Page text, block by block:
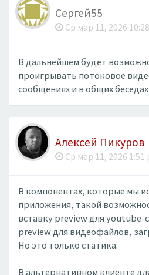
Сергей55
Ср мар 11, 2026
В дальнейшем будет
проигрывать потоковое
сообщениях и в общих
Алексей Пикуров
Ср мар 11, 2026 1:51
В компонентах, которые мы
приложения, такой
вставку preview для
preview для видеофайлов,
Но это только статика.
В альтернативном клиенте